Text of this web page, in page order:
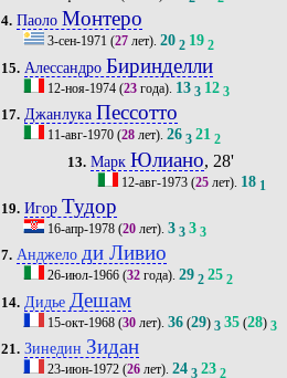
4. ПаолоМонтеро
3-сен-1971 (27 лет).20 2 19 2
15. Алессандро Биринделли
12-ноя-1974 (23 года). 13 3 12 3
17. Джанлука Пессотто
11-авг-1970 (28 лет).26 3 21 2
13. Марк Юлиано, 28'
12-авг-1973(25лет). 18 1
19. ИгорТудор
16-апр-1978 (20 лет).3 3 3 3
7. Анджелоди Ливио
26-июл-1966 (32 года).29 2 25 2
14. Дидье Дешам
15-окт-1968 (30 лет).36 (29) 3 35 (28) 3
21. Зинедин Зидан
23-июн-1972 (26 лет).24 3 23 2